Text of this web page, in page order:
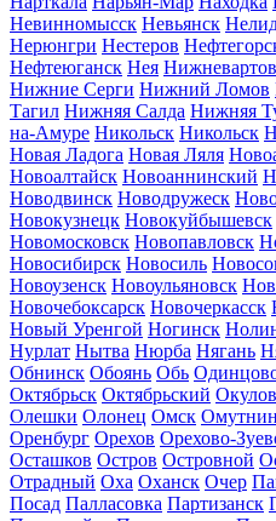
Невинномысск Невьянск
Нерюнгри Нестеров
Нефтеюганск Нея
Нижние Серги Нижний Ломов
Тагил Нижняя Салда Нижняя
на-Амуре Никольск Никольск
Новая Ладога Новая Ляля
Новоалтайск Новоаннинский
Новодвинск Новодружеск
Новокузнецк Новокуйбышевск
Новомосковск Новопавловск
Новосибирск Новосиль
Новоузенск Новоульяновск
Новочебоксарск Новочеркасск
Новый Уренгой Ногинск
Нурлат Нытва Нюрба Нягань
Обнинск Обоянь Обь
Октябрьск Октябрьский
Олешки Олонец Омск
Оренбург Орехов Орехово-
Осташков Остров Островной
Отрадный Оха Оханск Очер
Посад Палласовка Партизанск